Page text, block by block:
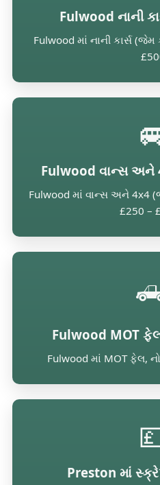
Fulwood નાની
Fulwood માં નાની કાર્સ
Fulwood વાન્સ અને
Fulwood માં વાન્સ અને 4x4
£250 –
Fulwood MOT
Fulwood માં MOT ફેલ,
Preston માં